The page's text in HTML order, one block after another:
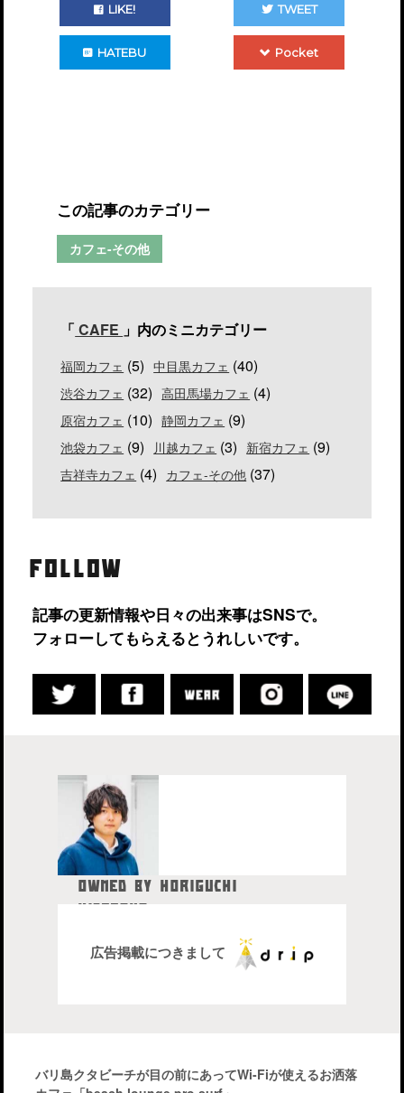
LIKE! TWEET
HATEBU Pocket
この記事のカテゴリー
カフェ-その他
「 CAFE 」内のミニカテゴリー
福岡カフェ (5) 中目黒カフェ (40)
渋谷カフェ (32) 高田馬場カフェ (4)
原宿カフェ (10) 静岡カフェ (9)
池袋カフェ (9) 川越カフェ (3) 新宿カフェ (9)
吉祥寺カフェ (4) カフェ-その他 (37)
FOLLOW
記事の更新情報や日々の出来事はSNSで。
フォローしてもらえるとうれしいです。
OWNED BY HORIGUCHI
株式会社drip代表取締役社長
広告掲載につきまして
バリ島クタビーチが目の前にあってWi-Fiが使えるお洒落